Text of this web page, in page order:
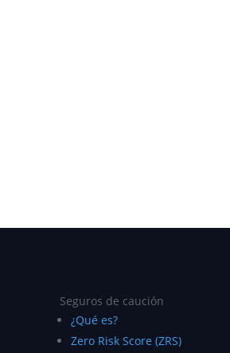
Seguros de caución
¿Qué es?
Zero Risk Score (ZRS)